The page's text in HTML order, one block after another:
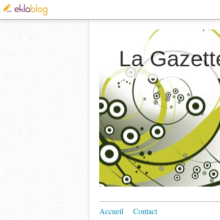
La
Accueil Contact